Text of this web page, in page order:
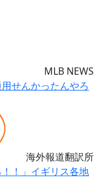
MLB NEWS
せんかったんやろ
海外報道翻訳所
！」イギリス各地